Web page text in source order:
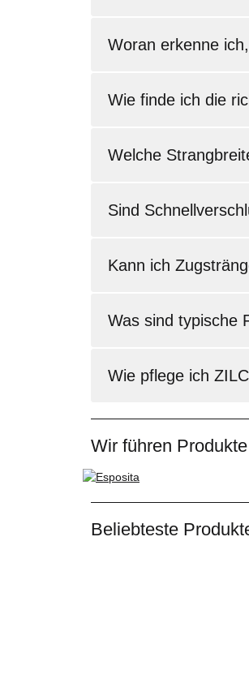
Woran erkenne
Wie finde ich die
Welche
Sind
Kann ich
Was sind typische
Wie pflege ich
Wir führen
Beliebteste